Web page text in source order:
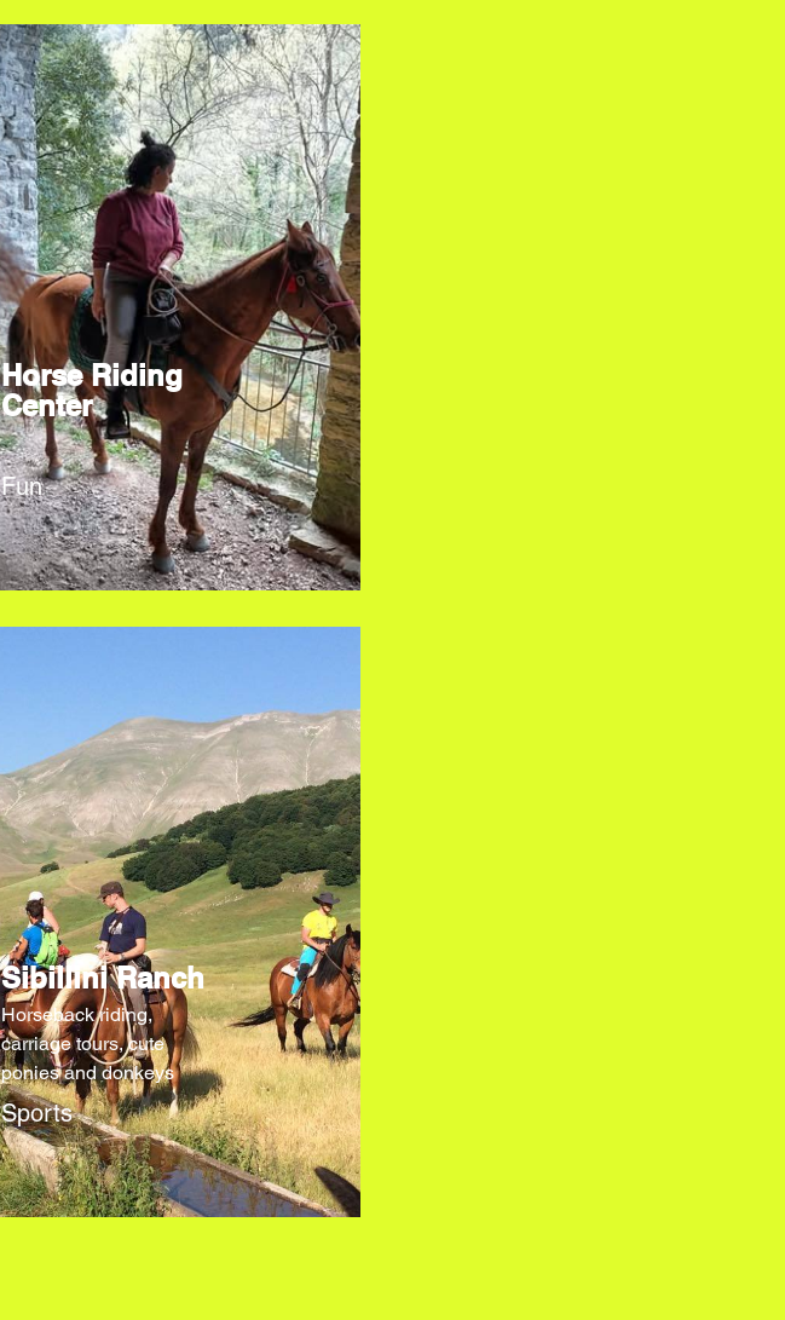
Horse Riding
Center
Fun
Sibillini Ranch
Horseback riding,
carriage tours, cute
ponies and donkeys
Sports